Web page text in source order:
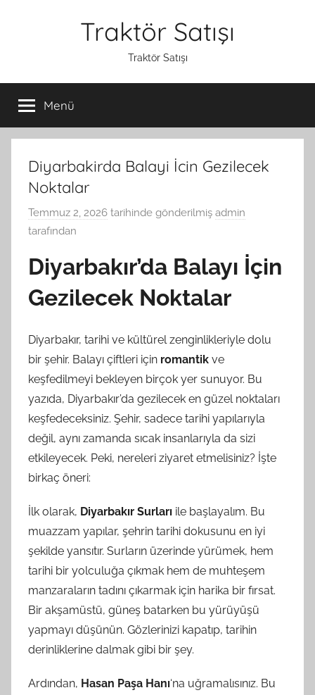
Traktör Satışı
Traktör Satışı
Menü
Diyarbakirda Balayi İcin Gezilecek
Noktalar
Temmuz 2, 2026 tarihinde gönderilmiş admin
tarafından
Diyarbakır’da Balayı İçin
Gezilecek Noktalar
Diyarbakır, tarihi ve kültürel zenginlikleriyle dolu
bir şehir. Balayı çiftleri için romantik ve
keşfedilmeyi bekleyen birçok yer sunuyor. Bu
yazıda, Diyarbakır’da gezilecek en güzel noktaları
keşfedeceksiniz. Şehir, sadece tarihi yapılarıyla
değil, aynı zamanda sıcak insanlarıyla da sizi
etkileyecek. Peki, nereleri ziyaret etmelisiniz? İşte
birkaç öneri:
İlk olarak, Diyarbakır Surları ile başlayalım. Bu
muazzam yapılar, şehrin tarihi dokusunu en iyi
şekilde yansıtır. Surların üzerinde yürümek, hem
tarihi bir yolculuğa çıkmak hem de muhteşem
manzaraların tadını çıkarmak için harika bir fırsat.
Bir akşamüstü, güneş batarken bu yürüyüşü
yapmayı düşünün. Gözlerinizi kapatıp, tarihin
derinliklerine dalmak gibi bir şey.
Ardından, Hasan Paşa Hanı‘na uğramalısınız. Bu